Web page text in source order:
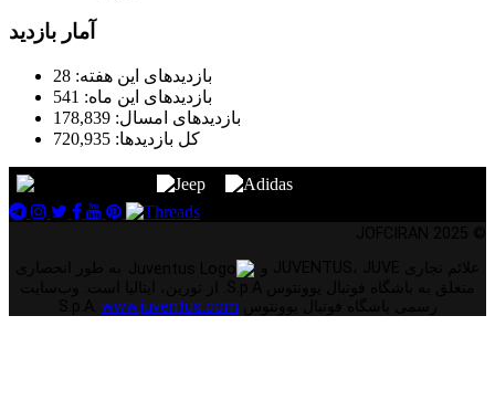
آمار بازدید
بازدیدهای این هفته: 28
بازدیدهای این ماه: 541
بازدیدهای امسال: 178,839
کل بازدیدها: 720,935
www.juventus.com